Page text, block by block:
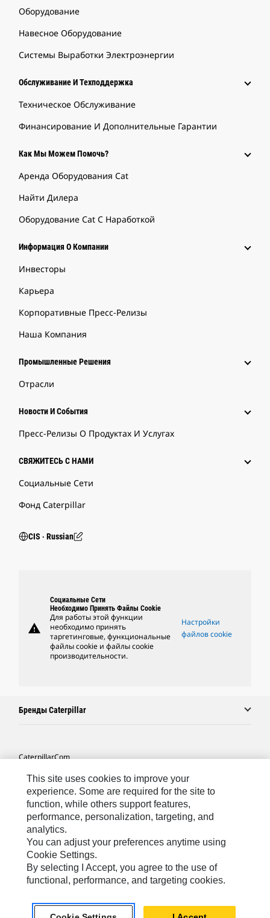
Оборудование
Навесное Оборудование
Системы Выработки Электроэнергии
Обслуживание И Техподдержка
Техническое Обслуживание
Финансирование И Дополнительные Гарантии
Как Мы Можем Помочь?
Аренда Оборудования Cat
Найти Дилера
Оборудование Cat С Наработкой
Информация О Компании
Инвесторы
Карьера
Корпоративные Пресс-Релизы
Наша Компания
Промышленные Решения
Отрасли
Новости И События
Пресс-Релизы О Продуктах И Услугах
СВЯЖИТЕСЬ С НАМИ
Социальные Сети
Фонд Caterpillar
CIS ‧ Russian
warning
Социальные Сети
Необходимо Принять Файлы Cookie
Для работы этой функции
необходимо принять
таргетинговые, функциональные
файлы cookie и файлы cookie
производительности.
Настройки
файлов cookie
Бренды Caterpillar
Caterpillar.com
Связаться С Caterpillar
Карта Сайта
Cookie Settings
Юридическая Информация
Конфиденциальность Личных Данных
CIS - Russian© 2026 Caterpillar. Все права сохранены.
This site uses cookies to improve your
experience. Some are required for the site to
function, while others support features,
performance, personalization, targeting, and
analytics.
You can adjust your preferences anytime using
Cookie Settings.
By selecting I Accept, you agree to the use of
functional, performance, and targeting cookies.